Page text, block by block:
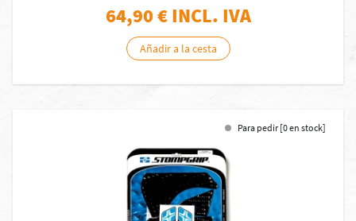
64,90€ INCL. IVA
Añadir a la cesta
Para pedir [0 en stock]